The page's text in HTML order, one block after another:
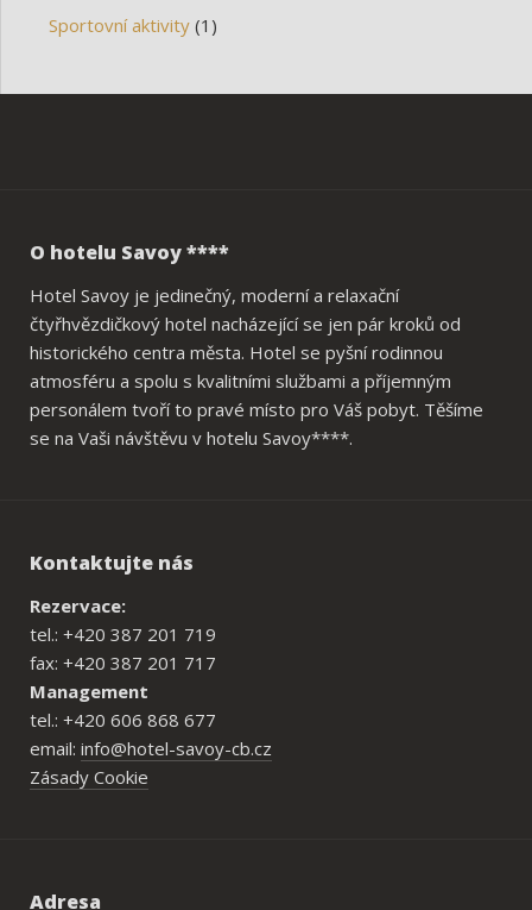
Sportovní aktivity (1)
O hotelu Savoy ****
Hotel Savoy je jedinečný, moderní a relaxační
čtyřhvězdičkový hotel nacházející se jen pár kroků od
historického centra města. Hotel se pyšní rodinnou
atmosféru a spolu s kvalitními službami a příjemným
personálem tvoří to pravé místo pro Váš pobyt. Těšíme
se na Vaši návštěvu v hotelu Savoy****.
Kontaktujte nás
Rezervace:
tel.: +420 387 201 719
fax: +420 387 201 717
Management
tel.: +420 606 868 677
email: info@hotel-savoy-cb.cz
Zásady Cookie
Adresa